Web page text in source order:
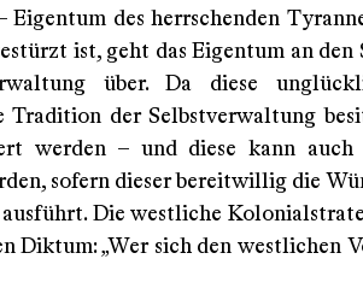
Eigentum des herrschenden
ist, geht das Eigentum an den
über. Da diese
Tradition der Selbstverwaltung
werden – und diese kann auch
sofern dieser bereitwillig die
Die westliche
Diktum: „Wer sich den westlichen